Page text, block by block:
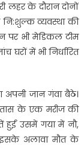
लहर के दौरान दोनों
नि:शुल्क व्यवस्था की
पर भी मेडिकल टीम
घरों में भी निर्धारित
जान गंवा बैठे।
के एक मरीज की
हुईं उसमें गया में नौ,
अलावा मौत के